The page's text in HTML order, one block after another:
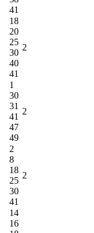
41
18
20
25
30
40
41
2
1
30
31
41
47
49
2
2
8
18
25
30
41
2
14
16